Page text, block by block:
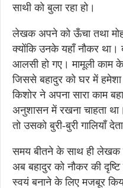
साथी को बुला रहा हो।
लेखक अपने को ऊँचा तथा
क्योंकि उनके यहाँ नौकर
आलसी हो गए। मामूली काम के
जिससे बहादुर को घर में
किशोर ने अपना सारा काम
अनुशासन में रखना चाहता
तो उसको बुरी-बुरी गालियाँ
समय बीतने के साथ ही लेखक
अब बहादुर को नौकर की
स्वयं बनाने के लिए मजबूर